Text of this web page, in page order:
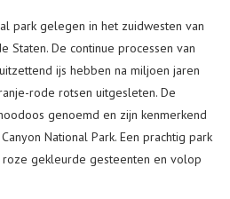
park gelegen in het zuidwesten van
Staten. De continue processen van
ijs hebben na miljoen jaren
rode rotsen uitgesleten. De
genoemd en zijn kenmerkend
National Park. Een prachtig park
gekleurde gesteenten en volop